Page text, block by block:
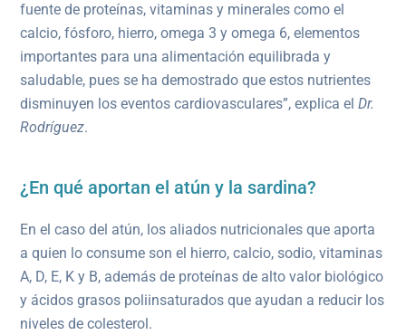
fuente de proteínas, vitaminas y minerales como el
calcio, fósforo, hierro, omega 3 y omega 6, elementos
importantes para una alimentación equilibrada y
saludable, pues se ha demostrado que estos nutrientes
disminuyen los eventos cardiovasculares”, explica elDr.
Rodríguez.
¿En qué aportan el atún y la sardina?
En el caso del atún, los aliados nutricionales que aporta
a quien lo consume son el hierro, calcio, sodio, vitaminas
A, D, E, K y B, además de proteínas de alto valor biológico
y ácidos grasos poliinsaturados que ayudan a reducir los
niveles de colesterol.